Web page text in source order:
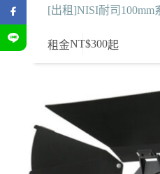
[出租]NISI耐司100mm
租金NT$300起